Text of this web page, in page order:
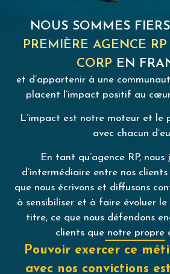
NOUS SOMMES
PREMIÈRE AGENCE
CORP EN
et d’appartenir à une
placent l’impact positif au
L’impact est notre moteur et le
avec chacun
En tant qu’agence RP, nous
d’intermédiaire entre nos
que nous écrivons et diffusons
à sensibiliser et à faire évoluer
titre, ce que nous défendons
clients que notre propre
Pouvoir exercer ce
avec nos convictions